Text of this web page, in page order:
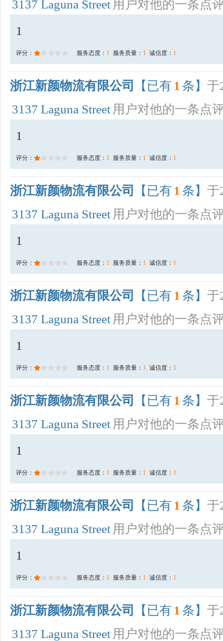
3137 Laguna Street 用户对他的一条点
1
评分： 服务态度： 1 服务质量： 1 诚信度： 1
浙江新颜物流有限公司 【已有 1 条】 于
3137 Laguna Street 用户对他的一条点
1
评分： 服务态度： 1 服务质量： 1 诚信度： 1
浙江新颜物流有限公司 【已有 1 条】 于
3137 Laguna Street 用户对他的一条点
1
评分： 服务态度： 1 服务质量： 1 诚信度： 1
浙江新颜物流有限公司 【已有 1 条】 于
3137 Laguna Street 用户对他的一条点
1
评分： 服务态度： 1 服务质量： 1 诚信度： 1
浙江新颜物流有限公司 【已有 1 条】 于
3137 Laguna Street 用户对他的一条点
1
评分： 服务态度： 1 服务质量： 1 诚信度： 1
浙江新颜物流有限公司 【已有 1 条】 于
3137 Laguna Street 用户对他的一条点
1
评分： 服务态度： 1 服务质量： 1 诚信度： 1
浙江新颜物流有限公司 【已有 1 条】 于
3137 Laguna Street 用户对他的一条点